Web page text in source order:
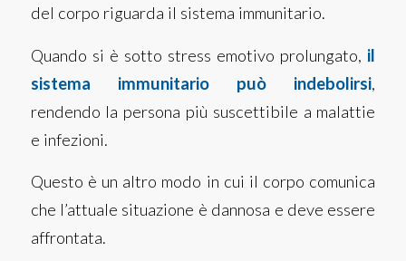
del corpo riguarda il sistema immunitario.
Quando si è sotto stress emotivo prolungato, il
sistema immunitario può indebolirsi,
rendendo la persona più suscettibile a malattie
e infezioni.
Questo è un altro modo in cui il corpo comunica
che l’attuale situazione è dannosa e deve essere
affrontata.